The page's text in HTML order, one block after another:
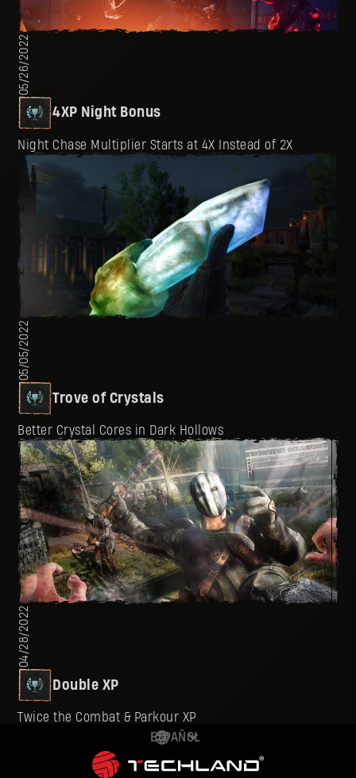
05/26/2022
4XP Night Bonus
Night Chase Multiplier Starts at 4X Instead of 2X
05/05/2022
Trove of Crystals
Better Crystal Cores in Dark Hollows
04/28/2022
Double XP
Twice the Combat & Parkour XP
ESPAÑOL
DEUTSCH